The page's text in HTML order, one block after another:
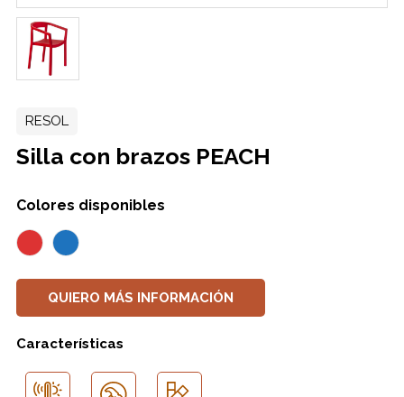
RESOL
Silla con brazos PEACH
Colores disponibles
QUIERO MÁS INFORMACIÓN
Características